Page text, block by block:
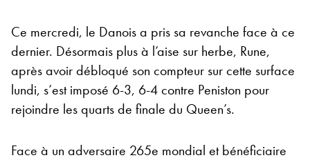
Ce mercredi, le Danois a pris sa revanche face à ce
dernier. Désormais plus à l’aise sur herbe, Rune,
après avoir débloqué son compteur sur cette surface
lundi, s’est imposé 6-3, 6-4 contre Peniston pour
rejoindre les quarts de finale du Queen’s.
Face à un adversaire 265e mondial et bénéficiaire